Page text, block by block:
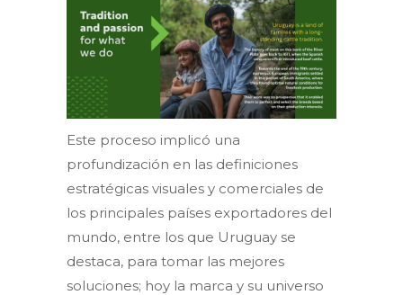
Este proceso implicó una
profundización en las definiciones
estratégicas visuales y comerciales de
los principales países exportadores del
mundo, entre los que Uruguay se
destaca, para tomar las mejores
soluciones; hoy la marca y su universo